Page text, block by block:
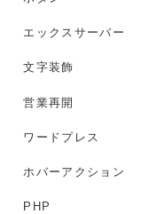
エックスサーバー
文字装飾
営業再開
ワードプレス
ホバーアクション
PHP